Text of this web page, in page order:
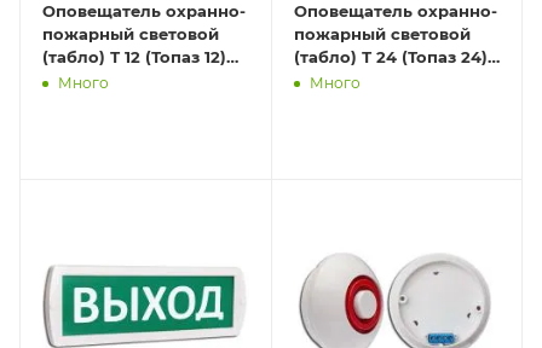
Оповещатель охранно-
пожарный световой
(табло) Т 12 (Топаз 12)
"Выход" зел. фон SLT
Много
Оповещатель охранно-
пожарный световой
(табло) Т 24 (Топаз 24)
"Выход" зел. фон SLT
Много